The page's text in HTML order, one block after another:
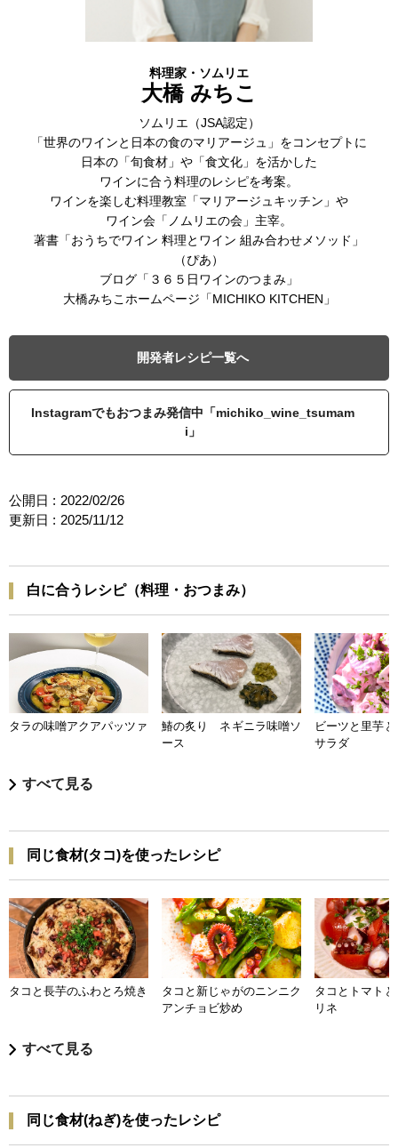
料理家・ソムリエ
大橋 みちこ
ソムリエ（JSA認定）
「世界のワインと日本の食のマリアージュ」をコンセプトに
日本の「旬食材」や「食文化」を活かした
ワインに合う料理のレシピを考案。
ワインを楽しむ料理教室「マリアージュキッチン」や
ワイン会「ノムリエの会」主宰。
著書「おうちでワイン 料理とワイン 組み合わせメソッド」
（ぴあ）
ブログ「３６５日ワインのつまみ」
大橋みちこホームページ「MICHIKO KITCHEN」
開発者レシピ一覧へ
Instagramでもおつまみ発信中「michiko_wine_tsumam
i」
公開日 : 2022/02/26
更新日 : 2025/11/12
白に合うレシピ（料理・おつまみ）
タラの味噌アクアパッツァ
鰆の炙り ネギニラ味噌ソ
ース
ビーツと里芋
サラダ
すべて見る
同じ食材(タコ)を使ったレシピ
タコと長芋のふわとろ焼き
タコと新じゃがのニンニク
アンチョビ炒め
タコとトマト
リネ
すべて見る
同じ食材(ねぎ)を使ったレシピ